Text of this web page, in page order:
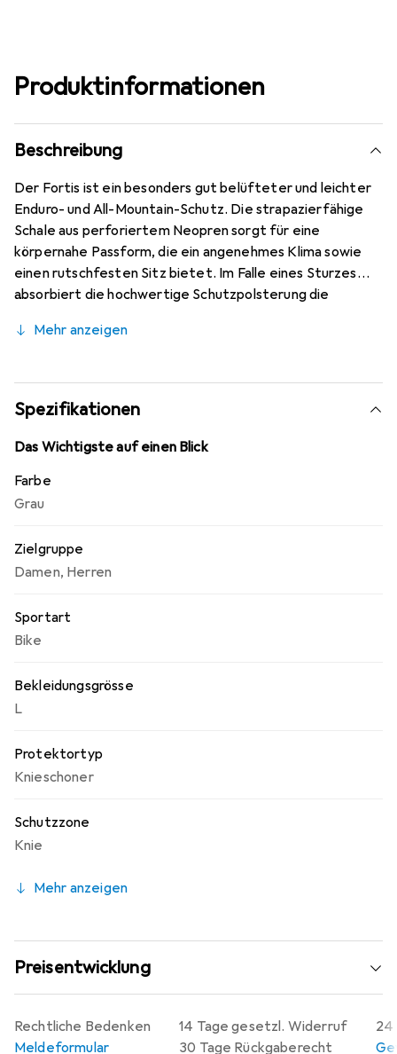
Produktinformationen
Beschreibung
Der Fortis ist ein besonders gut belüfteter und leichter
Enduro- und All-Mountain-Schutz. Die strapazierfähige
Schale aus perforiertem Neopren sorgt für eine
körpernahe Passform, die ein angenehmes Klima sowie
einen rutschfesten Sitz bietet. Im Falle eines Sturzes
absorbiert die hochwertige Schutzpolsterung die
wandelt schädliche Aufprallenergie in kinetische Energie
bietet hohen Tragekomfort, selbst bei längeren Touren
und Abfahrten.
Mehr anzeigen
Spezifikationen
Das Wichtigste auf einen Blick
Farbe
Grau
Zielgruppe
Damen, Herren
Sportart
Bike
Bekleidungsgrösse
L
Protektortyp
Knieschoner
Schutzzone
Knie
Mehr anzeigen
Preisentwicklung
14 Tage gesetzl. Widerruf
30 Tage Rückgaberecht
24
Rechtliche Bedenken
Meldeformular